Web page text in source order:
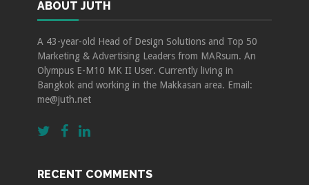
ABOUT JUTH
ABOUT JUTH
A 43-year-old Head of Design Solutions and Top 50
Marketing & Advertising Leaders from MARsum. An
Olympus E-M10 MK II User. Currently living in
Bangkok and working in the Makkasan area. Email:
me@juth.net
RECENT COMMENTS